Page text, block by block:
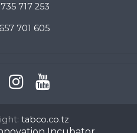
717 253
701 605
tabco.co.tz